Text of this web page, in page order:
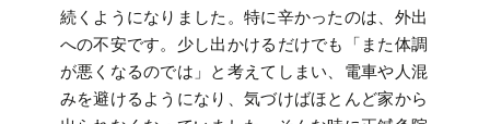
続くようになりました。特に辛かったのは、外出
への不安です。少し出かけるだけでも「また体調
が悪くなるのでは」と考えてしまい、電車や人混
みを避けるようになり、気づけばほとんど家から